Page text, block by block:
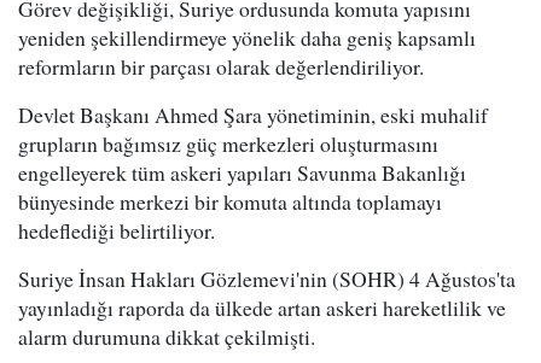
Görev değişikliği, Suriye ordusunda komuta yapısını
yeniden şekillendirmeye yönelik daha geniş kapsamlı
reformların bir parçası olarak değerlendiriliyor.
Devlet Başkanı Ahmed Şara yönetiminin, eski muhalif
grupların bağımsız güç merkezleri oluşturmasını
engelleyerek tüm askeri yapıları Savunma Bakanlığı
bünyesinde merkezi bir komuta altında toplamayı
hedeflediği belirtiliyor.
Suriye İnsan Hakları Gözlemevi'nin (SOHR) 4 Ağustos'ta
yayınladığı raporda da ülkede artan askeri hareketlilik ve
alarm durumuna dikkat çekilmişti.